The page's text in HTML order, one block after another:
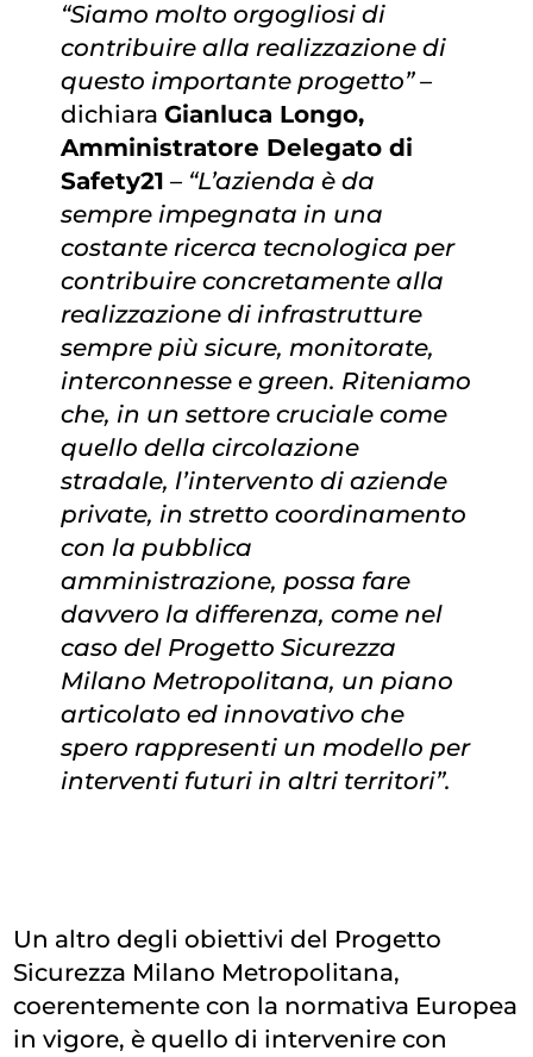
“Siamo molto orgogliosi di
contribuire alla realizzazione di
questo importante progetto” –
dichiaraGianluca Longo,
Amministratore Delegato di
Safety21 – “L’azienda è da
sempre impegnata in una
costante ricerca tecnologica per
contribuire concretamente alla
realizzazione di infrastrutture
sempre più sicure, monitorate,
interconnesse e green. Riteniamo
che, in un settore cruciale come
quello della circolazione
stradale, l’intervento di aziende
private, in stretto coordinamento
con la pubblica
amministrazione, possa fare
davvero la differenza, come nel
caso del Progetto Sicurezza
Milano Metropolitana, un piano
articolato ed innovativo che
spero rappresenti un modello per
interventi futuri in altri territori”.
Un altro degli obiettivi del Progetto
Sicurezza Milano Metropolitana,
coerentemente con la normativa Europea
in vigore, è quello di intervenire con